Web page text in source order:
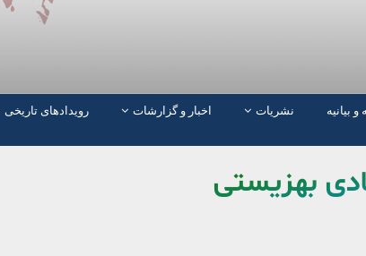
و بیانیه نشریات اخبار و گزارشات رویدادهای تاریخی
بهزیستی